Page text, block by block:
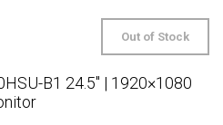
Out of Stock
B1 24.5″ | 1920×1080